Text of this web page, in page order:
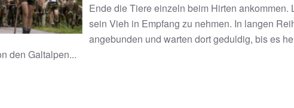
Ende die Tiere einzeln beim Hirten
sein Vieh in Empfang zu nehmen. In langen
angebunden und warten dort geduldig, bis es
den Galtalpen...